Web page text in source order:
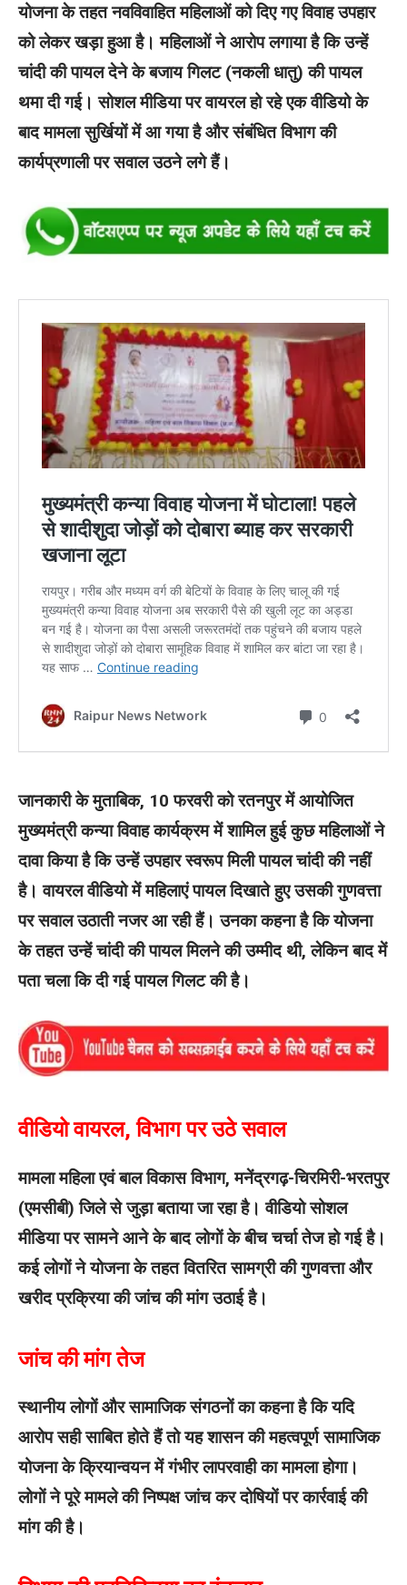
योजना के तहत नवविवाहित महिलाओं को दिए गए विवाह उपहार
को लेकर खड़ा हुआ है। महिलाओं ने आरोप लगाया है कि उन्हें
चांदी की पायल देने के बजाय गिलट (नकली धातु) की पायल
थमा दी गई। सोशल मीडिया पर वायरल हो रहे एक वीडियो के
बाद मामला सुर्खियों में आ गया है और संबंधित विभाग की
कार्यप्रणाली पर सवाल उठने लगे हैं।
जानकारी के मुताबिक, 10 फरवरी को रतनपुर में आयोजित
मुख्यमंत्री कन्या विवाह कार्यक्रम में शामिल हुई कुछ महिलाओं ने
दावा किया है कि उन्हें उपहार स्वरूप मिली पायल चांदी की नहीं
है। वायरल वीडियो में महिलाएं पायल दिखाते हुए उसकी गुणवत्ता
पर सवाल उठाती नजर आ रही हैं। उनका कहना है कि योजना
के तहत उन्हें चांदी की पायल मिलने की उम्मीद थी, लेकिन बाद में
पता चला कि दी गई पायल गिलट की है।
वीडियो वायरल, विभाग पर उठे सवाल
मामला महिला एवं बाल विकास विभाग, मनेंद्रगढ़-चिरमिरी-भरतपुर
(एमसीबी) जिले से जुड़ा बताया जा रहा है। वीडियो सोशल
मीडिया पर सामने आने के बाद लोगों के बीच चर्चा तेज हो गई है।
कई लोगों ने योजना के तहत वितरित सामग्री की गुणवत्ता और
खरीद प्रक्रिया की जांच की मांग उठाई है।
जांच की मांग तेज
स्थानीय लोगों और सामाजिक संगठनों का कहना है कि यदि
आरोप सही साबित होते हैं तो यह शासन की महत्वपूर्ण सामाजिक
योजना के क्रियान्वयन में गंभीर लापरवाही का मामला होगा।
लोगों ने पूरे मामले की निष्पक्ष जांच कर दोषियों पर कार्रवाई की
मांग की है।